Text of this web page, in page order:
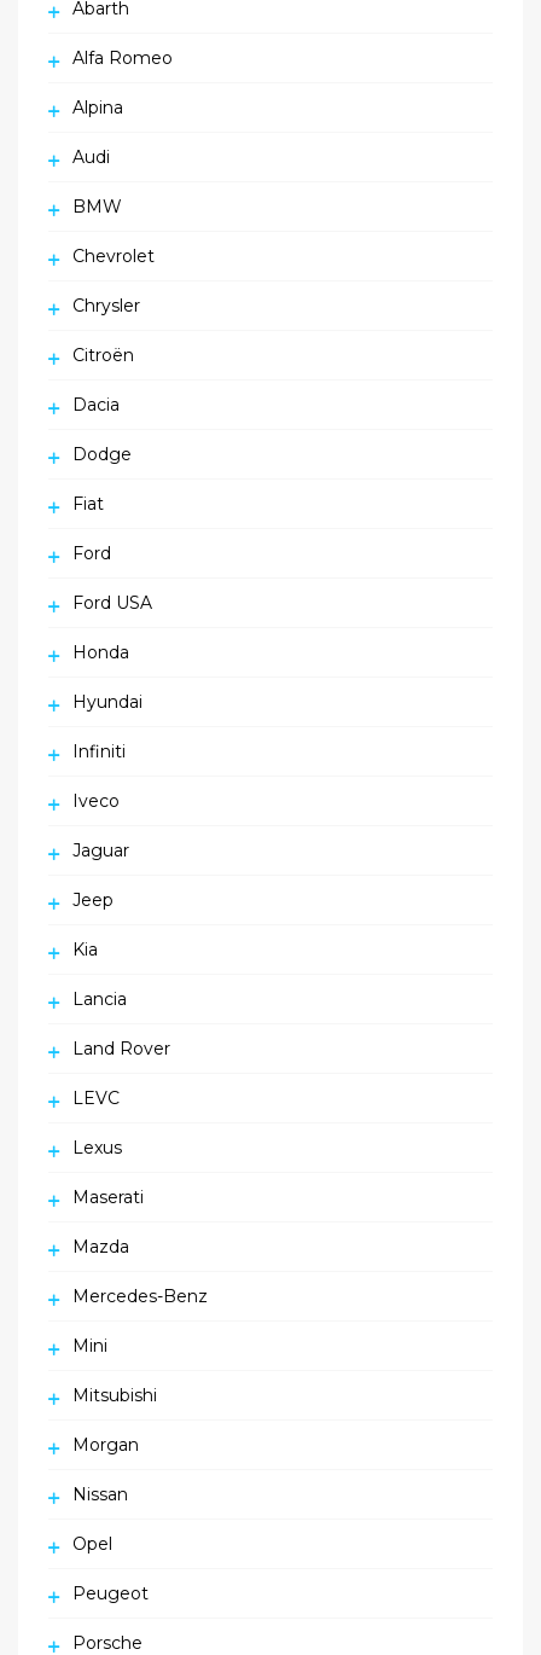
Abarth
Alfa Romeo
Alpina
Audi
BMW
Chevrolet
Chrysler
Citroën
Dacia
Dodge
Fiat
Ford
Ford USA
Honda
Hyundai
Infiniti
Iveco
Jaguar
Jeep
Kia
Lancia
Land Rover
LEVC
Lexus
Maserati
Mazda
Mercedes-Benz
Mini
Mitsubishi
Morgan
Nissan
Opel
Peugeot
Porsche